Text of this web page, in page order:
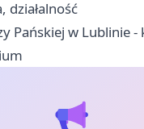
działalność
Pańskiej w Lublinie -